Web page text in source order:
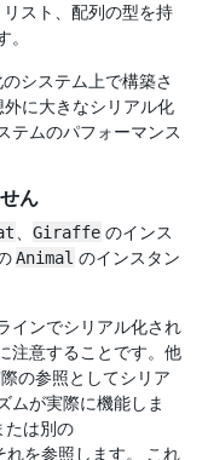
スト、配列の型を持
システム上で構築さ
外に大きなシリアル化
テムのパフォーマンス
ん
Giraffe のインス
Animal のインスタン
インでシリアル化され
注意することです。他
の参照としてシリア
ムが実際に機能しま
たは別の
を参照します。 これ